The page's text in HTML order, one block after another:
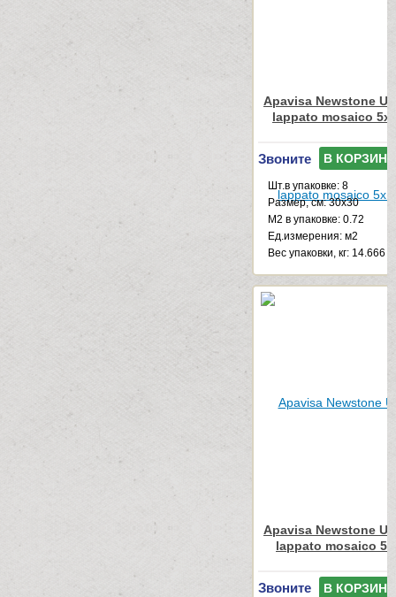
Apavisa Newstone
lappato mosaico
Звоните В КОРЗИНУ
Шт.в упаковке: 8
Размер, см: 30x30
М2 в упаковке: 0.72
Ед.измерения: м2
Веc упаковки, кг: 14.666
Apavisa Newstone
lappato mosaico
Звоните В КОРЗИНУ